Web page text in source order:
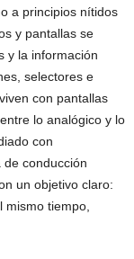
a principios nítidos
y pantallas se
y la información
selectores e
con pantallas
lo analógico y lo
con
conducción
un objetivo claro:
tiempo,